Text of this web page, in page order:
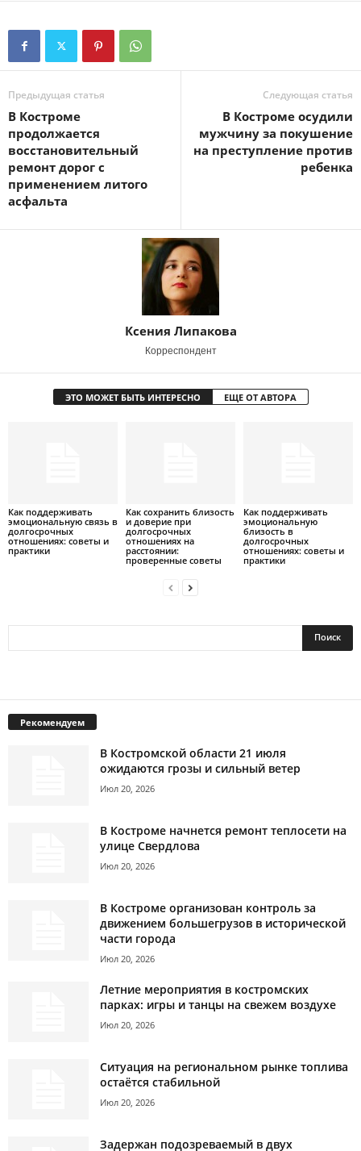
Предыдущая статья
В Костроме
продолжается
восстановительный
ремонт дорог с
применением литого
асфальта
Следующая статья
В Костроме осудили
мужчину за покушение
на преступление против
ребенка
Ксения Липакова
Корреспондент
ЭТО МОЖЕТ БЫТЬ ИНТЕРЕСНО ЕЩЕ ОТ АВТОРА
Как поддерживать
эмоциональную связь в
долгосрочных
отношениях: советы и
практики
Как сохранить близость
и доверие при
долгосрочных
отношениях на
расстоянии:
проверенные советы
Как поддерживать
эмоциональную
близость в
долгосрочных
отношениях: советы и
практики
Рекомендуем
В Костромской области 21 июля
ожидаются грозы и сильный ветер
Июл 20, 2026
В Костроме начнется ремонт теплосети на
улице Свердлова
Июл 20, 2026
В Костроме организован контроль за
движением большегрузов в исторической
части города
Июл 20, 2026
Летние мероприятия в костромских
парках: игры и танцы на свежем воздухе
Июл 20, 2026
Ситуация на региональном рынке топлива
остаётся стабильной
Июл 20, 2026
Задержан подозреваемый в двух